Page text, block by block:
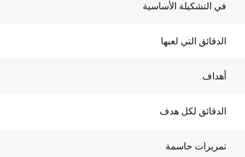
في التشكيلة الأساسية
الدقائق التي لعبها
أهداف
الدقائق لكل هدف
تمريرات حاسمة